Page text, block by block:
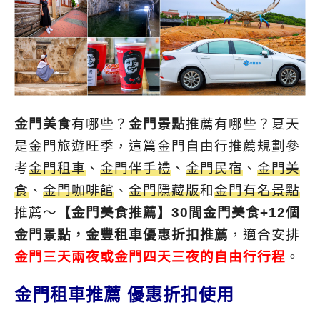
金門美食有哪些？ 金門景點推薦有哪些？夏天
是金門旅遊旺季，這篇金門自由行推薦規劃參
考金門租車 、 金門伴手禮 、 金門民宿 、 金門美
食 、 金門咖啡館 、 金門隱藏版和金門有名景點
推薦～ 【金門美食推薦】30間金門美食+12個
金門景點，金豐租車優惠折扣推薦 ，適合安排
金門三天兩夜或金門四天三夜的自由行行程 。
金門租車推薦 優惠折扣使用